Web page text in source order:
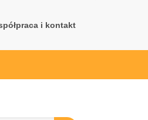
i kontakt